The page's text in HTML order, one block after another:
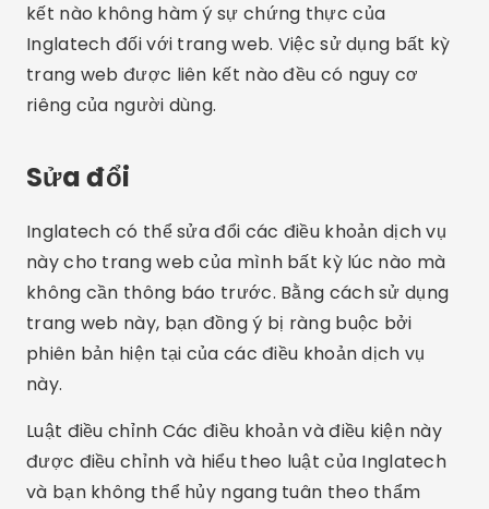
kết nào không hàm ý sự chứng thực của
Inglatech đối với trang web. Việc sử dụng bất kỳ
trang web được liên kết nào đều có nguy cơ
riêng của người dùng.
Sửa đổi
Inglatech có thể sửa đổi các điều khoản dịch vụ
này cho trang web của mình bất kỳ lúc nào mà
không cần thông báo trước. Bằng cách sử dụng
trang web này, bạn đồng ý bị ràng buộc bởi
phiên bản hiện tại của các điều khoản dịch vụ
này.
Luật điều chỉnh Các điều khoản và điều kiện này
được điều chỉnh và hiểu theo luật của Inglatech
và bạn không thể hủy ngang tuân theo thẩm